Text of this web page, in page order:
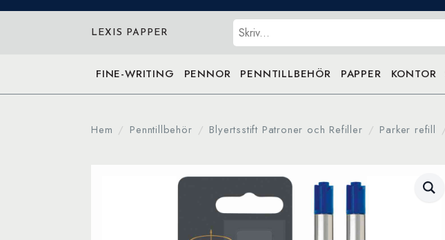
LEXIS PAPPER Sök
FINE-WRITING PENNOR PENNTILLBEHÖR PAPPER KONTOR
Hem Penntillbehör Blyertsstift Patroner och Refiller Parker refill